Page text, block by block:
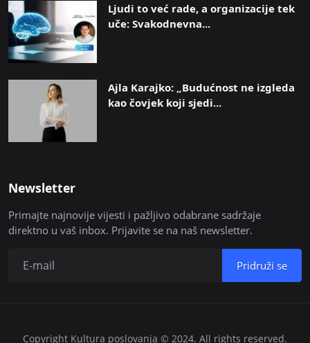
Ljudi to već rade, a organizacije tek
uče: Svakodnevna...
Ajla Karajko: „Budućnost ne izgleda
kao čovjek koji sjedi...
Newsletter
Primajte najnovije vijesti i pažljivo odabrane sadržaje
direktno u vaš inbox. Prijavite se na naš newsletter.
Pridruži se
Copyright Kultura poslovanja © 2024. All rights reserved.